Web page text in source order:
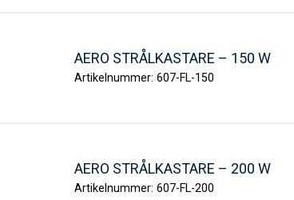
AERO STRÅLKASTARE – 150 W
Artikelnummer: 607-FL-150
AERO STRÅLKASTARE – 200 W
Artikelnummer: 607-FL-200